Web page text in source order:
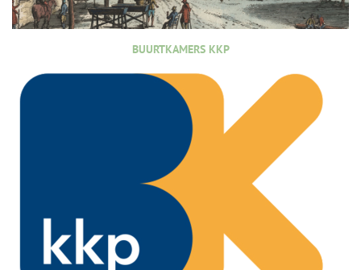
BUURTKAMERS KKP